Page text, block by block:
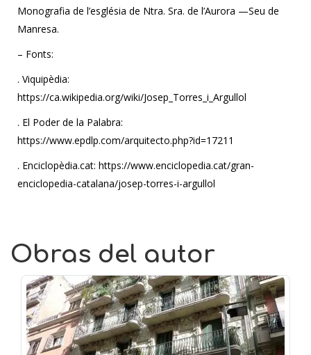
Monografia de l’església de Ntra. Sra. de l’Aurora —Seu de
Manresa.
– Fonts:
. Viquipèdia:
https://ca.wikipedia.org/wiki/Josep_Torres_i_Argullol
. El Poder de la Palabra:
https://www.epdlp.com/arquitecto.php?id=17211
. Enciclopèdia.cat: https://www.enciclopedia.cat/gran-
enciclopedia-catalana/josep-torres-i-argullol
Obras del autor